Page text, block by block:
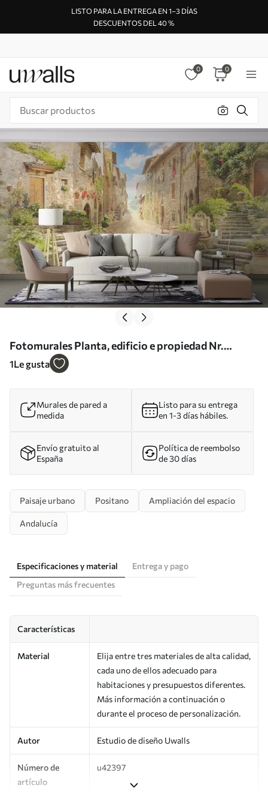
LISTO PARA LA ENTREGA EN 1–3 DÍAS
DESCUENTOS DEL 40 %
0 0
Fotomurales Planta, edificio e propiedad Nr.
u42397
1Le gusta
Murales de pared a
medida
Listo para su entrega
en 1-3 días hábiles.
Envío gratuito al
España
Política de reembolso
de 30 días
Paisaje urbano Positano Ampliación del espacio
Andalucía
Especificaciones y material
Entrega y pago
Preguntas más frecuentes
Características
Material
Elija entre tres materiales de alta calidad,
cada uno de ellos adecuado para
habitaciones y presupuestos diferentes.
Más información a continuación o
durante el proceso de personalización.
Autor Estudio de diseño Uwalls
Número de
artículo
u42397